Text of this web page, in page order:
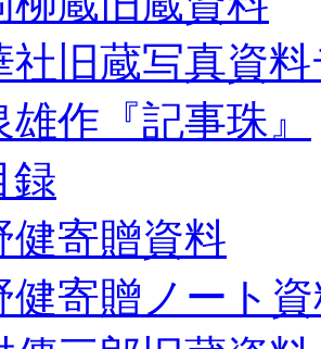
社旧蔵写真資
雄作『記事珠』
録
健寄贈資料
健寄贈ノート